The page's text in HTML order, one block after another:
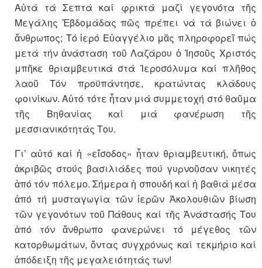
Αὐτά τά Σεπτά καί φρικτά μαζί γεγονότα τῆς
Μεγάλης Ἑβδομάδας πῶς πρέπει νά τά βιώνει ὁ
ἄνθρωπος; Τό ἱερό Εὐαγγέλιο μᾶς πληροφορεῖ πώς
μετά τήν ἀνάσταση τοῦ Λαζάρου ὁ Ἰησοῦς Χριστός
μπῆκε θριαμβευτικά στά Ἱεροσόλυμα καί πλῆθος
λαοῦ Τόν προϋπάντησε, κρατώντας κλάδους
φοινίκων. Αὐτό τότε ἦταν μιά συμμετοχή στό θαῦμα
τῆς Βηθανίας καί μιά φανέρωση τῆς
μεσσιανικότητάς Του.
Γι’ αὐτό καί ἡ «εἴσοδος» ἦταν θριαμβευτική, ὅπως
ἀκριβῶς στούς βασιλιάδες πού γυρνοῦσαν νικητές
ἀπό τόν πόλεμο. Σήμερα ἡ σπουδή καί ἡ βαθιά μέσα
ἀπό τή μυσταγωγία τῶν ἱερῶν Ἀκολουθιῶν βίωση
τῶν γεγονότων τοῦ Πάθους καί τῆς Ἀνάστασής Του
ἀπό τόν ἄνθρωπο φανερώνει τό μέγεθος τῶν
κατορθωμάτων, ὄντας συγχρόνως καί τεκμήριο καί
ἀπόδειξη τῆς μεγαλειότητάς των!